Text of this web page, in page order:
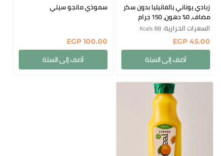
زبادي يوناني بالفانيليا بدون سكر
مضاف، 0% دهون، 150 جرام
EGP 45.00
أضف إلى السلة
السعرات الحرارية: 88 Kcals
سموذي مانجو سيتي
EGP 100.00
أضف إلى السلة